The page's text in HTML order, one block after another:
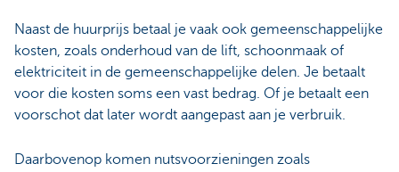
Naast de huurprijs betaal je vaak ook gemeenschappelijke
kosten, zoals onderhoud van de lift, schoonmaak of
elektriciteit in de gemeenschappelijke delen. Je betaalt
voor die kosten soms een vast bedrag. Of je betaalt een
voorschot dat later wordt aangepast aan je verbruik.
Daarbovenop komen nutsvoorzieningen zoals